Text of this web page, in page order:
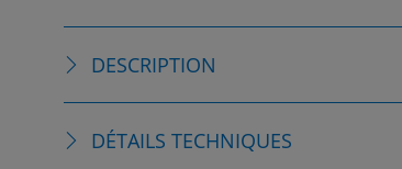
DESCRIPTION
DÉTAILS TECHNIQUES